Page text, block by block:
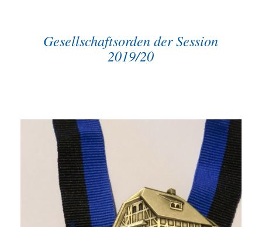
Gesellschaftsorden der Session
2019/20